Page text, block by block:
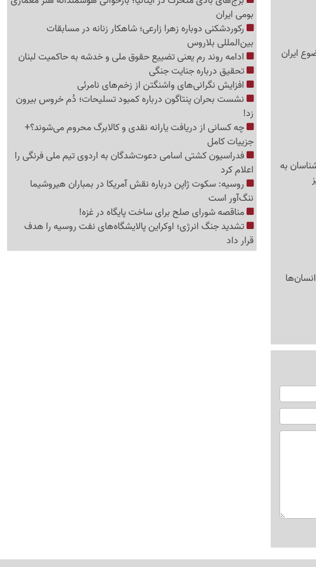
ایران
به
بومی ایران
رکوردشکنی دوباره زهرا زارعی؛ شاهکار زنانه در مسابقات
بین‌المللی بلاروس
ادامه روند رم یعنی تضییع حقوق ملی و خدشه به حاکمیت لبنان
تحقیق درباره جنایت جنگی
افزایش نگرانی‌های واشنگتن از زخم‌های نامرئی
نشست بحران پنتاگون درباره کمبود تسلیحات؛ دُم خروس بیرون
زد!
چه کسانی از دریافت یارانه نقدی و کالابرگ محروم می‌شوند؟+
جزییات کامل
فدراسیون کشتی اسامی دعوت‌شدگان به اردوی تیم ملی فرنگی را
اعلام کرد
روسیه: سکوت ژاپن درباره نقش آمریکا در بمباران هیروشیما
ننگ‌آور است
مناقصه شورای صلح برای ساخت پایگاه در غزه!
تشدید جنگ انرژی؛ اوکراین پالایشگاه‌های نفت روسیه را هدف
قرار داد